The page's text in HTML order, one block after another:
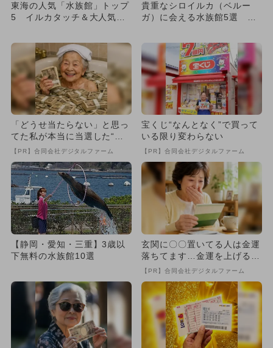
東海の人気「水族館」トップ
5 イルカタッチ＆大人気シ
貴重なシロイルカ（ベルー
ガ）に会える水族館5選 ふ
「どうせ当たらない」と思っ
てた私が本当に当選した“買
い方”がこれ
【PR】合同会社デジタルファーム
宝くじ“なんとなく”で買って
いる限り変わらない
【PR】合同会社デジタルファーム
【静岡・愛知・三重】3歳以
下無料の水族館10選
玄関に〇〇置いてる人は金運
落ちてます…金運を上げる方
法とは
【PR】合同会社デジタルファーム